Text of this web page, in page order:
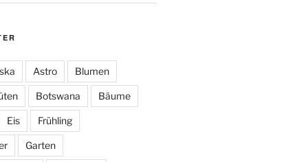
Astro Blumen
Botswana Bäume
Eis Frühling
Garten